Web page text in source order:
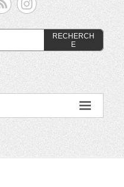
RECHERCH
E